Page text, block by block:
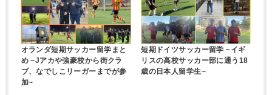
オランダ短期サッカー留学まと
め ~Jアカや強豪校から街クラ
ブ、なでしこリーガーまでが参
加~
短期ドイツサッカー留学 ~イギ
リスの高校サッカー部に通う18
歳の日本人留学生~